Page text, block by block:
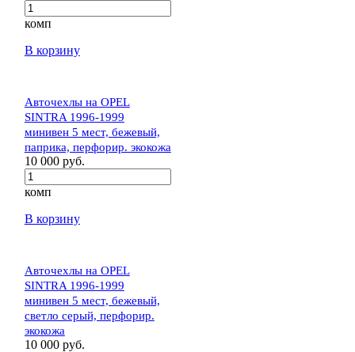
комп
В корзину
Авточехлы на OPEL
SINTRA 1996-1999
минивен 5 мест, бежевый,
паприка, перфорир. экокожа
10 000 руб.
комп
В корзину
Авточехлы на OPEL
SINTRA 1996-1999
минивен 5 мест, бежевый,
светло серый, перфорир.
экокожа
10 000 руб.